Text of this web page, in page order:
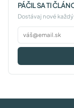
PÁČIL SA TI
Dostávaj nové